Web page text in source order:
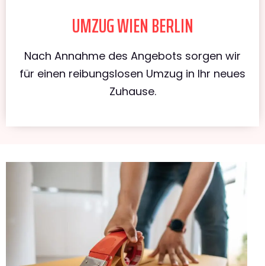
UMZUG WIEN BERLIN
Nach Annahme des Angebots sorgen wir
für einen reibungslosen Umzug in Ihr neues
Zuhause.